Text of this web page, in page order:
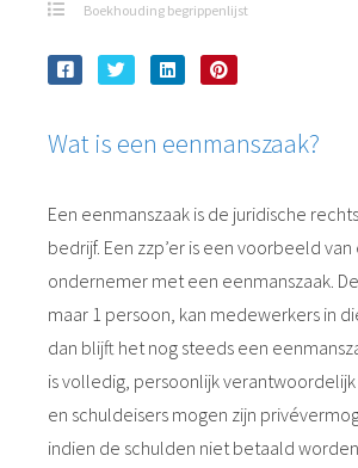
Boekhouding begrippenlijst
Wat is een eenmanszaak?
Een eenmanszaak is de juridische
bedrijf. Een zzp’er is een voorbeeld van
ondernemer met een eenmanszaak.
maar 1 persoon, kan medewerkers in
dan blijft het nog steeds een
is volledig, persoonlijk verantwoordelijk
en schuldeisers mogen zijn
indien de schulden niet betaald